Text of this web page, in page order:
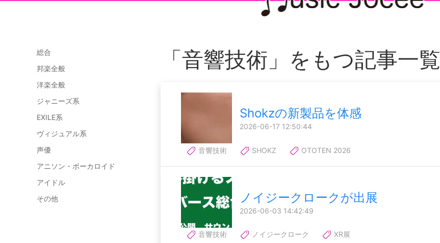
総合
邦楽全般
洋楽全般
ジャニーズ系
EXILE系
ヴィジュアル系
声優
アニソン・ボーカロイド
アイドル
その他
「音響技術」をもつ記事一覧
Shokzの新製品を体感
2026-06-17 12:50:44
音響技術 SHOKZ OTOTEN 2026
ノイジークロークが出展
2026-06-03 14:42:49
音響技術 ノイジークローク XR展